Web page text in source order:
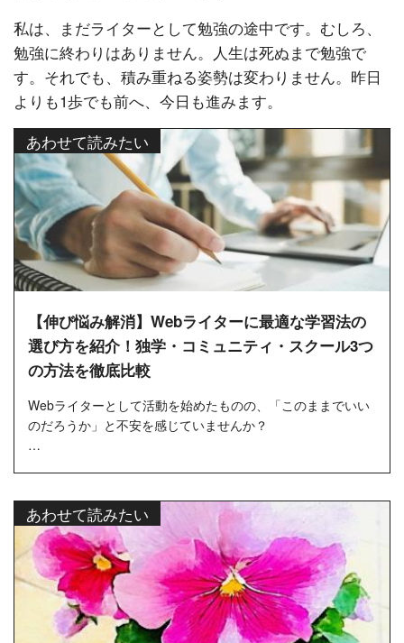
私は、まだライターとして勉強の途中です。むしろ、
勉強に終わりはありません。人生は死ぬまで勉強で
す。それでも、積み重ねる姿勢は変わりません。昨日
よりも1歩でも前へ、今日も進みます。
あわせて読みたい
【伸び悩み解消】Webライターに最適な学習法の
選び方を紹介！独学・コミュニティ・スクール3つ
の方法を徹底比較
Webライターとして活動を始めたものの、「このままでいい
のだろうか」と不安を感じていませんか？
あわせて読みたい